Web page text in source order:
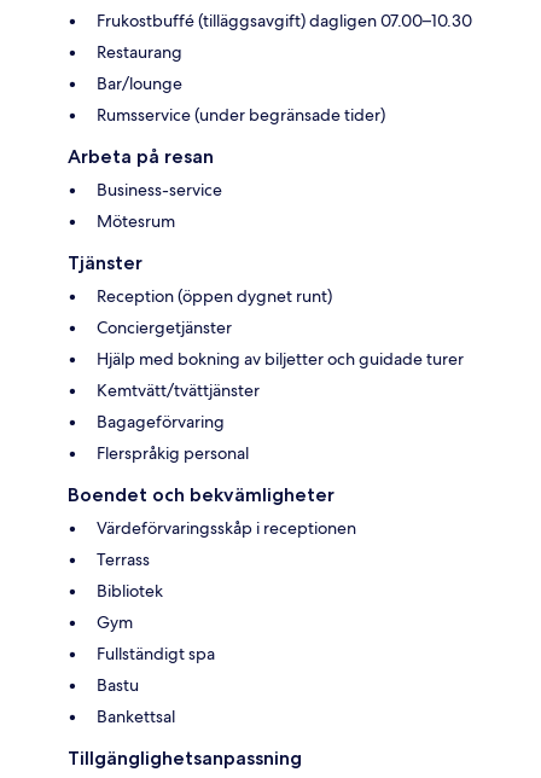
Frukostbuffé (tilläggsavgift) dagligen 07.00–10.30
Restaurang
Bar/lounge
Rumsservice (under begränsade tider)
Arbeta på resan
Business-service
Mötesrum
Tjänster
Reception (öppen dygnet runt)
Conciergetjänster
Hjälp med bokning av biljetter och guidade turer
Kemtvätt/tvättjänster
Bagageförvaring
Flerspråkig personal
Boendet och bekvämligheter
Värdeförvaringsskåp i receptionen
Terrass
Bibliotek
Gym
Fullständigt spa
Bastu
Bankettsal
Tillgänglighetsanpassning